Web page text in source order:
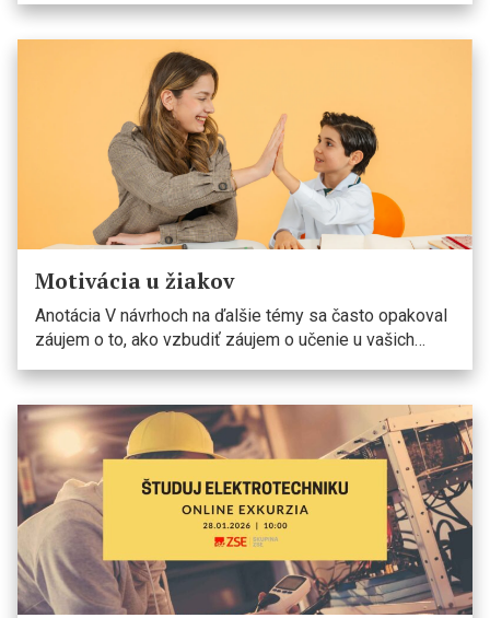
Motivácia u žiakov
Anotácia V návrhoch na ďalšie témy sa často opakoval
záujem o to, ako vzbudiť záujem o učenie u vašich…